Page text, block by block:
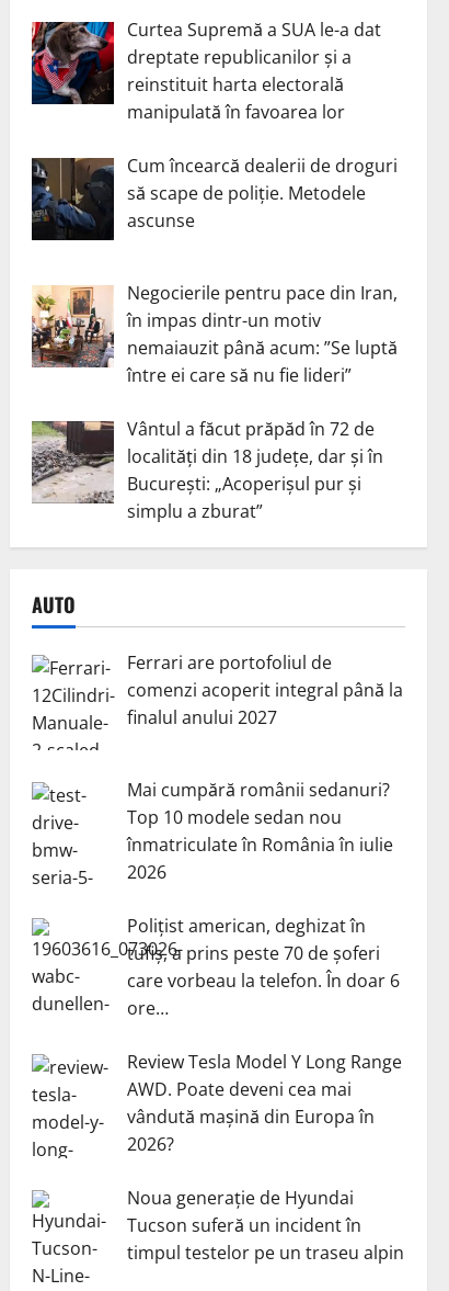
Curtea Supremă a SUA le-a dat
dreptate republicanilor și a
reinstituit harta electorală
manipulată în favoarea lor
Cum încearcă dealerii de droguri
să scape de poliție. Metodele
ascunse
Negocierile pentru pace din Iran,
în impas dintr-un motiv
nemaiauzit până acum: ”Se luptă
între ei care să nu fie lideri”
Vântul a făcut prăpăd în 72 de
localități din 18 județe, dar și în
București: „Acoperișul pur și
simplu a zburat”
AUTO
Ferrari are portofoliul de
comenzi acoperit integral până la
finalul anului 2027
Mai cumpără românii sedanuri?
Top 10 modele sedan nou
înmatriculate în România în iulie
2026
Polițist american, deghizat în
tufiș, a prins peste 70 de șoferi
care vorbeau la telefon. În doar 6
ore…
Review Tesla Model Y Long Range
AWD. Poate deveni cea mai
vândută mașină din Europa în
2026?
Noua generație de Hyundai
Tucson suferă un incident în
timpul testelor pe un traseu alpin